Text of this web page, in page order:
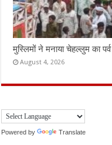
मुस्लिमों ने मनाया चेहल्लुम का पर्व
August 4, 2026
Powered by Translate